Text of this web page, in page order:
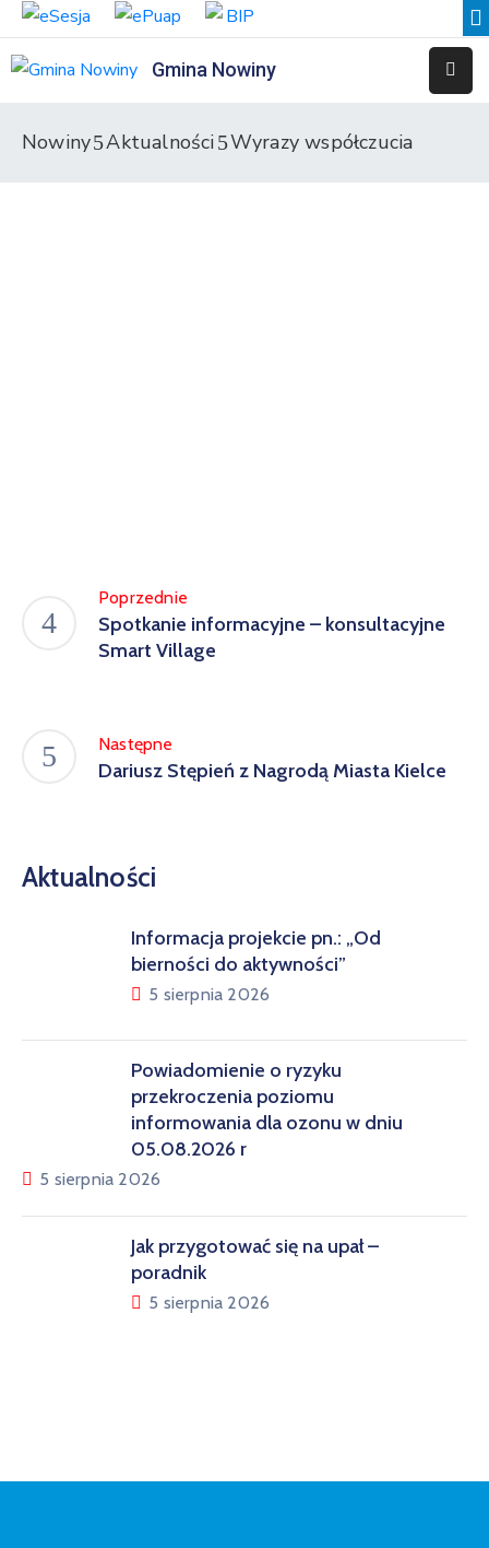
Gmina Nowiny
Oświatowych
Nowiny Aktualności Wyrazy współczucia
Poprzednie
Spotkanie informacyjne – konsultacyjne
Smart Village
Następne
Dariusz Stępień z Nagrodą Miasta Kielce
Aktualności
Informacja projekcie pn.: „Od
bierności do aktywności”
5 sierpnia 2026
Powiadomienie o ryzyku
przekroczenia poziomu
informowania dla ozonu w dniu
05.08.2026 r
5 sierpnia 2026
Jak przygotować się na upał –
poradnik
5 sierpnia 2026